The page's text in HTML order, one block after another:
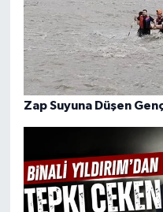
Zap Suyuna Düşen